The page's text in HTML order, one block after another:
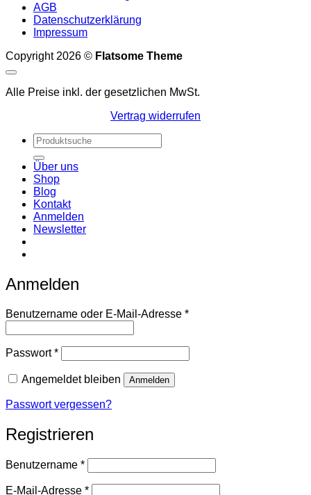
AGB
Datenschutzerklärung
Impressum
Copyright 2026 © Flatsome Theme
Alle Preise inkl. der gesetzlichen MwSt.
Vertrag widerrufen
Suchen
nach:
Über uns
Shop
Blog
Kontakt
Anmelden
Newsletter
Anmelden
Benutzername oder E-Mail-Adresse *Erforderlich
Passwort*Erforderlich
Angemeldet bleiben Anmelden
Passwort vergessen?
Registrieren
Benutzername *Erforderlich
E-Mail-Adresse *Erforderlich